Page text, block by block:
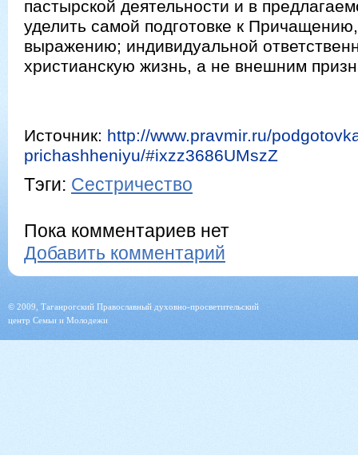
пастырской деятельности и в
уделить самой подготовке к
выражению; индивидуальной
христианскую жизнь, а не внешним
Источник: http://www.pravmir.ru/
prichashheniyu/#ixzz3686UMszZ
Тэги: Сестричество
Пока комментариев нет
Добавить комментарий
© 2009, Таганрогский Православный духовно-просветительский
центр Семьи и Молодежи